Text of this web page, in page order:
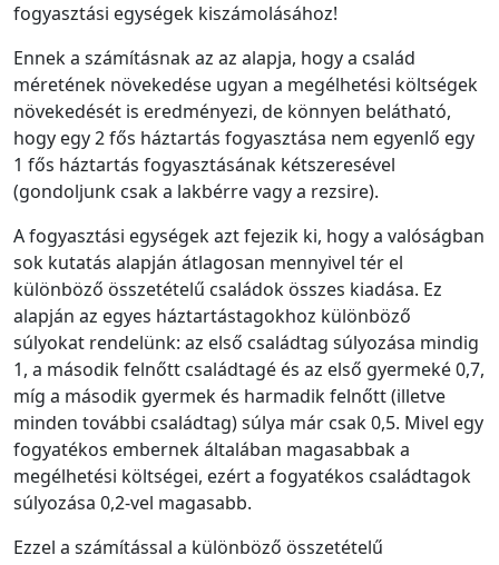
fogyasztási egységek kiszámolásához!
Ennek a számításnak az az alapja, hogy a család
méretének növekedése ugyan a megélhetési költségek
növekedését is eredményezi, de könnyen belátható,
hogy egy 2 fős háztartás fogyasztása nem egyenlő egy
1 fős háztartás fogyasztásának kétszeresével
(gondoljunk csak a lakbérre vagy a rezsire).
A fogyasztási egységek azt fejezik ki, hogy a valóságban
sok kutatás alapján átlagosan mennyivel tér el
különböző összetételű családok összes kiadása. Ez
alapján az egyes háztartástagokhoz különböző
súlyokat rendelünk: az első családtag súlyozása mindig
1, a második felnőtt családtagé és az első gyermeké 0,7,
míg a második gyermek és harmadik felnőtt (illetve
minden további családtag) súlya már csak 0,5. Mivel egy
fogyatékos embernek általában magasabbak a
megélhetési költségei, ezért a fogyatékos családtagok
súlyozása 0,2-vel magasabb.
Ezzel a számítással a különböző összetételű